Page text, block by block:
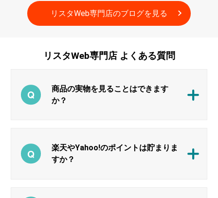
リスタWeb専門店のブログを見る
リスタWeb専門店 よくある質問
商品の実物を見ることはできます
か？
楽天やYahoo!のポイントは貯まりま
すか？